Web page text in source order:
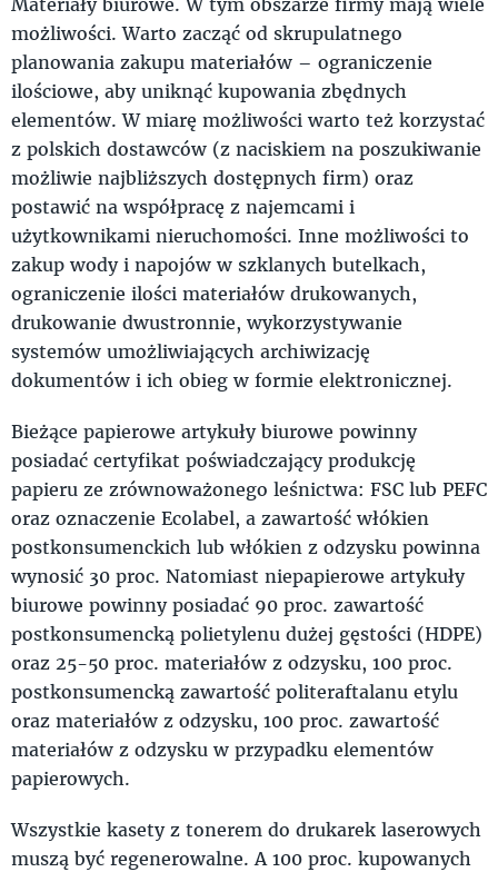
możliwości. Warto zacząć od skrupulatnego
planowania zakupu materiałów – ograniczenie
ilościowe, aby uniknąć kupowania zbędnych
elementów. W miarę możliwości warto też korzystać
z polskich dostawców (z naciskiem na poszukiwanie
możliwie najbliższych dostępnych firm) oraz
postawić na współpracę z najemcami i
użytkownikami nieruchomości. Inne możliwości to
zakup wody i napojów w szklanych butelkach,
ograniczenie ilości materiałów drukowanych,
drukowanie dwustronnie, wykorzystywanie
systemów umożliwiających archiwizację
dokumentów i ich obieg w formie elektronicznej.
Bieżące papierowe artykuły biurowe powinny
posiadać certyfikat poświadczający produkcję
papieru ze zrównoważonego leśnictwa: FSC lub PEFC
oraz oznaczenie Ecolabel, a zawartość włókien
postkonsumenckich lub włókien z odzysku powinna
wynosić 30 proc. Natomiast niepapierowe artykuły
biurowe powinny posiadać 90 proc. zawartość
postkonsumencką polietylenu dużej gęstości (HDPE)
oraz 25-50 proc. materiałów z odzysku, 100 proc.
postkonsumencką zawartość politeraftalanu etylu
oraz materiałów z odzysku, 100 proc. zawartość
materiałów z odzysku w przypadku elementów
papierowych.
Wszystkie kasety z tonerem do drukarek laserowych
muszą być regenerowalne. A 100 proc. kupowanych